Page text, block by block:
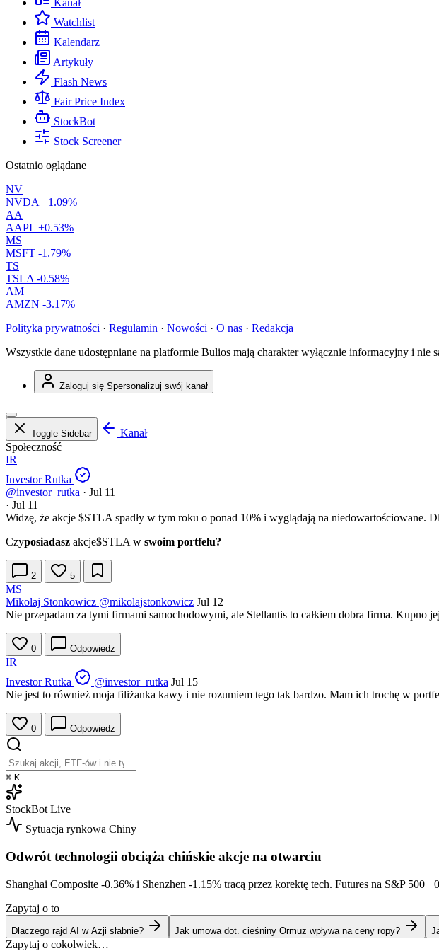
Kanał
Watchlist
Kalendarz
Artykuły
Flash News
Fair Price Index
StockBot
Stock Screener
Ostatnio oglądane
NV
NVDA +1.09%
AA
AAPL +0.53%
MS
MSFT -1.79%
TS
TSLA -0.58%
AM
AMZN -3.17%
Polityka prywatności · Regulamin · Nowości · O nas · Redakcja
Wszystkie dane udostępniane na platformie Bulios mają charakter wyłącznie informacyjny i nie
Zaloguj się Spersonalizuj swój kanał
Toggle Sidebar
Kanał
Społeczność
IR
Investor Rutka
@investor_rutka · Jul 11
· Jul 11
Widzę, że akcje $STLA spadły w tym roku o ponad 10% i wyglądają na niedowartościowane.
Czyposiadasz akcje$STLA w swoim portfelu?
2 5
MS
Mikolaj Stonkowicz @mikolajstonkowicz Jul 12
Nie przepadam za tymi firmami samochodowymi, ale Stellantis to całkiem dobra firma. Kupno
0 Odpowiedz
IR
Investor Rutka
@investor_rutka Jul 15
Nie jest to również moja filiżanka kawy i nie rozumiem tego tak bardzo. Mam ich trochę w
0 Odpowiedz
⌘ K
StockBot Live
Sytuacja rynkowa Chiny
Odwrót technologii obciąża chińskie akcje na otwarciu
Shanghai Composite -0.36% i Shenzhen -1.15% tracą przez korektę tech. Futures na S&P 500
Zapytaj o to
Dlaczego rajd AI w Azji słabnie? Jak umowa dot. cieśniny Ormuz wpływa na ceny ropy?